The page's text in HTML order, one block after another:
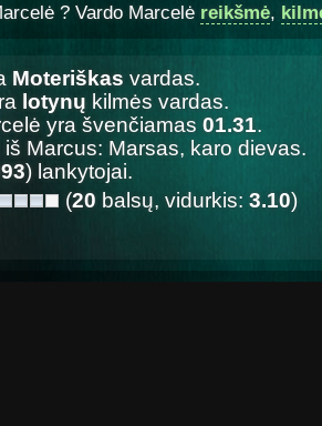
? Vardo Marcelė reikšmė,
Moteriškas vardas.
lotynų kilmės vardas.
yra švenčiamas 01.31.
Marcus: Marsas, karo dievas.
) lankytojai.
(20 balsų, vidurkis: 3.10)